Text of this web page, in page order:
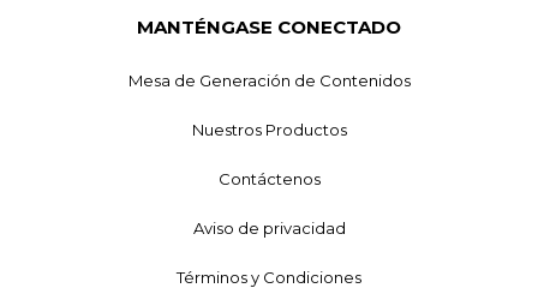
MANTÉNGASE CONECTADO
Mesa de Generación de Contenidos
Nuestros Productos
Contáctenos
Aviso de privacidad
Términos y Condiciones